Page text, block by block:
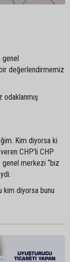
değerlendirmemiz
odaklanmış
Kim diyorsa ki
CHP’li CHP
genel merkezi “biz
kim diyorsa bunu